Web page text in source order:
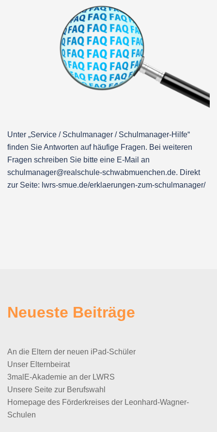
Unter „Service / Schulmanager / Schulmanager-Hilfe“
finden Sie Antworten auf häufige Fragen. Bei weiteren
Fragen schreiben Sie bitte eine E-Mail an
schulmanager@realschule-schwabmuenchen.de. Direkt
zur Seite: lwrs-smue.de/erklaerungen-zum-schulmanager/
Neueste Beiträge
An die Eltern der neuen iPad-Schüler
Unser Elternbeirat
3malE-Akademie an der LWRS
Unsere Seite zur Berufswahl
Homepage des Förderkreises der Leonhard-Wagner-
Schulen